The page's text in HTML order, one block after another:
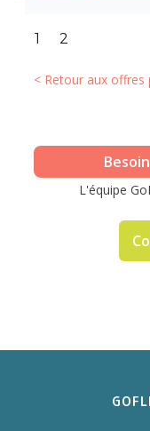
1 2
< Retour aux offres
L'équipe